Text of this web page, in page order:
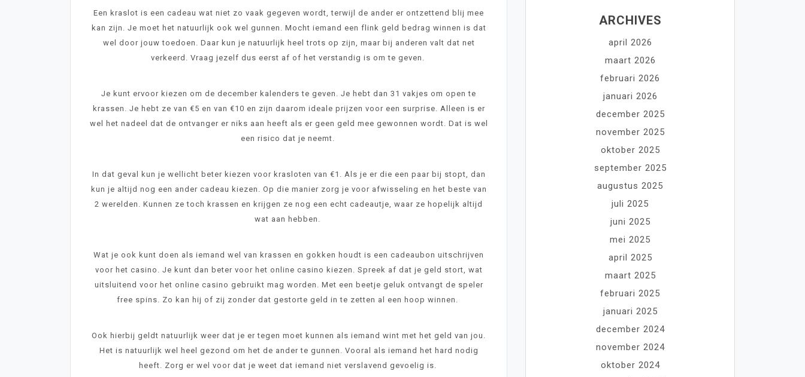
Een kraslot is een cadeau wat niet zo vaak gegeven wordt, terwijl de ander er ontzettend blij mee
kan zijn. Je moet het natuurlijk ook wel gunnen. Mocht iemand een flink geld bedrag winnen is dat
wel door jouw toedoen. Daar kun je natuurlijk heel trots op zijn, maar bij anderen valt dat net
verkeerd. Vraag jezelf dus eerst af of het verstandig is om te geven.
Je kunt ervoor kiezen om de december kalenders te geven. Je hebt dan 31 vakjes om open te
krassen. Je hebt ze van €5 en van €10 en zijn daarom ideale prijzen voor een surprise. Alleen is er
wel het nadeel dat de ontvanger er niks aan heeft als er geen geld mee gewonnen wordt. Dat is wel
een risico dat je neemt.
In dat geval kun je wellicht beter kiezen voor krasloten van €1. Als je er die een paar bij stopt, dan
kun je altijd nog een ander cadeau kiezen. Op die manier zorg je voor afwisseling en het beste van
2 werelden. Kunnen ze toch krassen en krijgen ze nog een echt cadeautje, waar ze hopelijk altijd
wat aan hebben.
Wat je ook kunt doen als iemand wel van krassen en gokken houdt is een cadeaubon uitschrijven
voor het casino. Je kunt dan beter voor het online casino kiezen. Spreek af dat je geld stort, wat
uitsluitend voor het online casino gebruikt mag worden. Met een beetje geluk ontvangt de speler
free spins . Zo kan hij of zij zonder dat gestorte geld in te zetten al een hoop winnen.
Ook hierbij geldt natuurlijk weer dat je er tegen moet kunnen als iemand wint met het geld van jou.
Het is natuurlijk wel heel gezond om het de ander te gunnen. Vooral als iemand het hard nodig
heeft. Zorg er wel voor dat je weet dat iemand niet verslavend gevoelig is.
ARCHIVES
april 2026
maart 2026
februari 2026
januari 2026
december 2025
november 2025
oktober 2025
september 2025
augustus 2025
juli 2025
juni 2025
mei 2025
april 2025
maart 2025
februari 2025
januari 2025
december 2024
november 2024
oktober 2024